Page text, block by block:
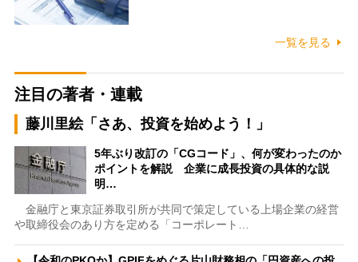
一覧を見る
注目の著者・連載
藤川里絵「さあ、投資を始めよう！」
5年ぶり改訂の「CGコード」、何が変わったのか
ポイントを解説 企業に成長投資の具体的な説
明…
金融庁と東京証券取引所が共同で策定している上場企業の経営
や取締役会のあり方を定める「コーポレート…